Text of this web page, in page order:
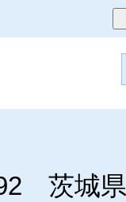
茨城